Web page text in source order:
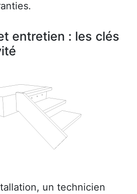
entretien : les clés
un technicien